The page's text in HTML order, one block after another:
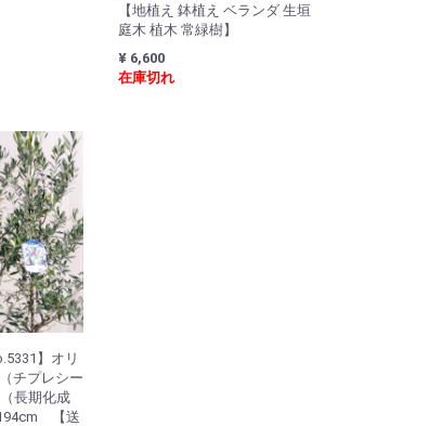
【地植え 鉢植え ベランダ 生垣
庭木 植木 常緑樹】
¥ 6,600
在庫切れ
】オリ
チプレシー
長期化成
【送